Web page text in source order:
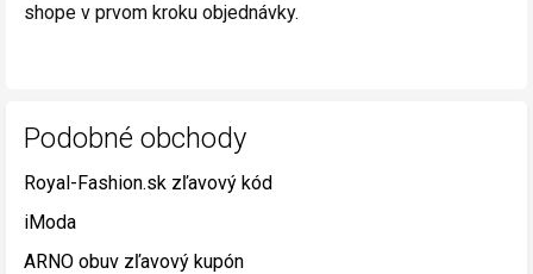
shope v prvom kroku objednávky.
Podobné obchody
Royal-Fashion.sk zľavový kód
iModa
ARNO obuv zľavový kupón